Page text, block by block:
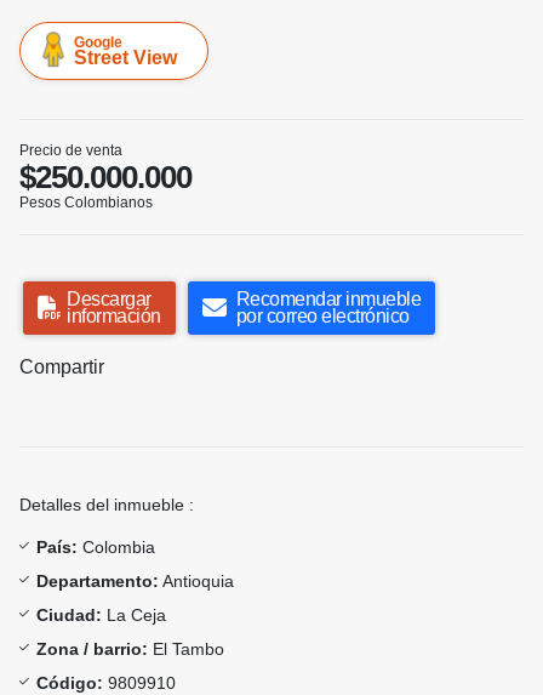
Google
Street View
Precio de venta
$250.000.000
Pesos Colombianos
Descargar
información
Recomendar inmueble
por correo electrónico
Compartir
Detalles del inmueble :
País: Colombia
Departamento: Antioquia
Ciudad: La Ceja
Zona / barrio: El Tambo
Código: 9809910